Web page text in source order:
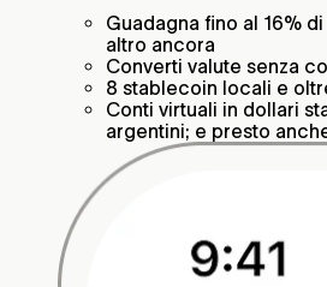
Guadagna fino al 16% di
altro ancora
Converti valute senza
8 stablecoin locali e
Conti virtuali in dollari
argentini; e presto